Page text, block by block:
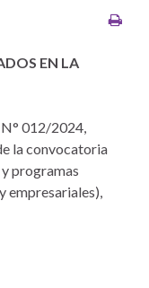
EN LA
012/2024,
la convocatoria
programas
empresariales),